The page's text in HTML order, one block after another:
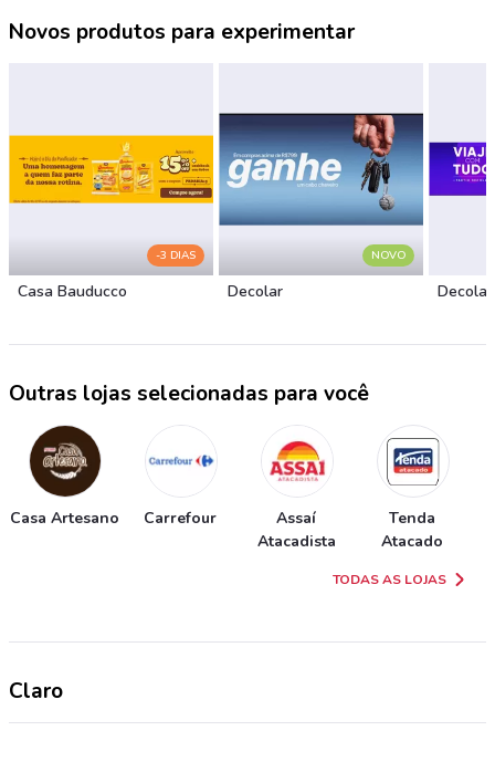
Novos produtos para experimentar
-3 DIAS
Casa Bauducco
NOVO
Decolar Decolar
Outras lojas selecionadas para você
Casa Artesano Carrefour
Assaí
Atacadista
Tenda
Atacado
TODAS AS LOJAS
Claro